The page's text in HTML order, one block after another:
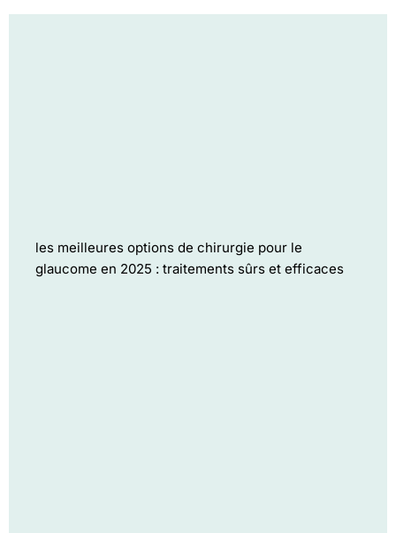
les meilleures options de chirurgie pour le
glaucome en 2025 : traitements sûrs et efficaces